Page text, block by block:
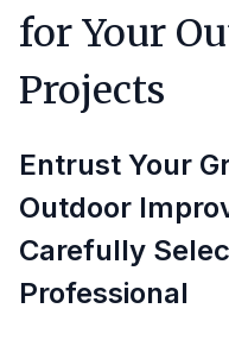
for Your
Projects
Entrust Your
Outdoor
Carefully
Professional